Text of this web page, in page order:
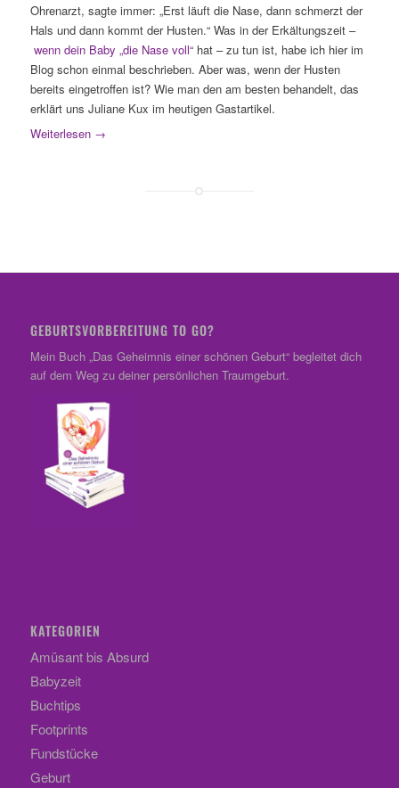
Ohrenarzt, sagte immer: „Erst läuft die Nase, dann schmerzt der
Hals und dann kommt der Husten.“ Was in der Erkältungszeit –
wenn dein Baby „die Nase voll“hat – zu tun ist, habe ich hier im
Blog schon einmal beschrieben. Aber was, wenn der Husten
bereits eingetroffen ist? Wie man den am besten behandelt, das
erklärt uns Juliane Kux im heutigen Gastartikel.
Weiterlesen→
GEBURTSVORBEREITUNG TO GO?
Mein Buch „Das Geheimnis einer schönen Geburt“ begleitet dich
auf dem Weg zu deiner persönlichen Traumgeburt.
KATEGORIEN
Amüsant bis Absurd
Babyzeit
Buchtips
Footprints
Fundstücke
Geburt